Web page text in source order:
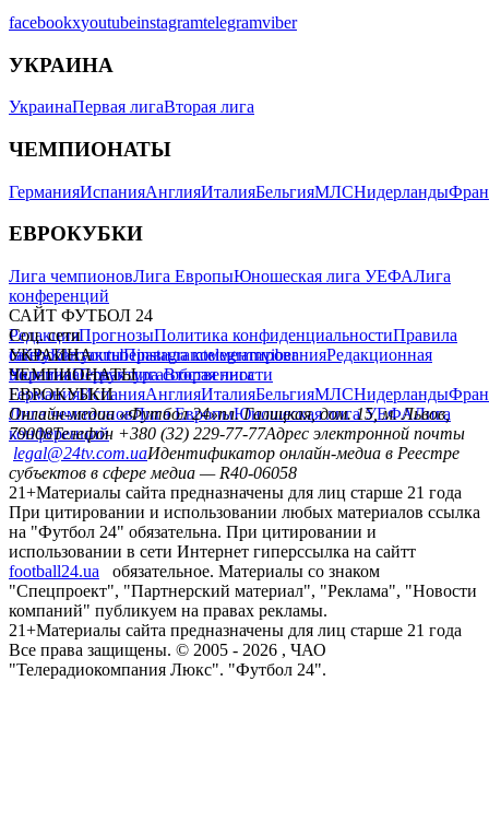
facebookxyoutubeinstagramtelegramviber
УКРАИНА
УкраинаПервая лигаВторая лига
ЧЕМПИОНАТЫ
ГерманияИспанияАнглияИталияБельгияМЛСНидерланды
ЕВРОКУБКИ
Лига чемпионовЛига ЕвропыЮношеская лига УЕФАЛига
конференций
САЙТ ФУТБОЛ 24
РедакцияПрогнозыПолитика конфиденциальностиПравила
сайтуКонтактыПравила комментированияРедакционная
политикаСтруктура собственности
Соц. сети
facebookxyoutubeinstagramtelegramviber
УКРАИНА
УкраинаПервая лигаВторая лига
ЧЕМПИОНАТЫ
ГерманияИспанияАнглияИталияБельгияМЛСНидерланды
ЕВРОКУБКИ
Лига чемпионовЛига ЕвропыЮношеская лига УЕФАЛига
конференций
Онлайн-медиа «Футбол 24»пл. Галицкая, дом. 15, м. Львов,
79008Телефон +380 (32) 229-77-77Адрес электронной почты
legal@24tv.com.uaИдентификатор онлайн-медиа в Реестре
субъектов в сфере медиа — R40-06058
21+Материалы сайта предназначены для лиц старше 21 года
При цитировании и использовании любых материалов ссылка
на "Футбол 24" обязательна. При цитировании и
использовании в сети Интернет гиперссылка на сайтт
football24.ua
обязательное. Материалы со знаком
"Спецпроект", "Партнерский материал", "Реклама", "Новости
компаний" публикуем на правах рекламы.
21+Материалы сайта предназначены для лиц старше 21 года
Все права защищены. © 2005 - 2026 , ЧАО
"Телерадиокомпания Люкс". "Футбол 24".